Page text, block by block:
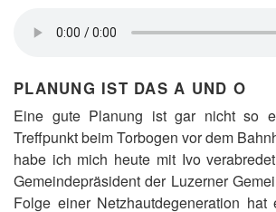
PLANUNG IST DAS A UND O
Eine gute Planung ist gar nicht so
Treffpunkt beim Torbogen vor dem
habe ich mich heute mit Ivo
Gemeindepräsident der Luzerner
Folge einer Netzhautdegeneration